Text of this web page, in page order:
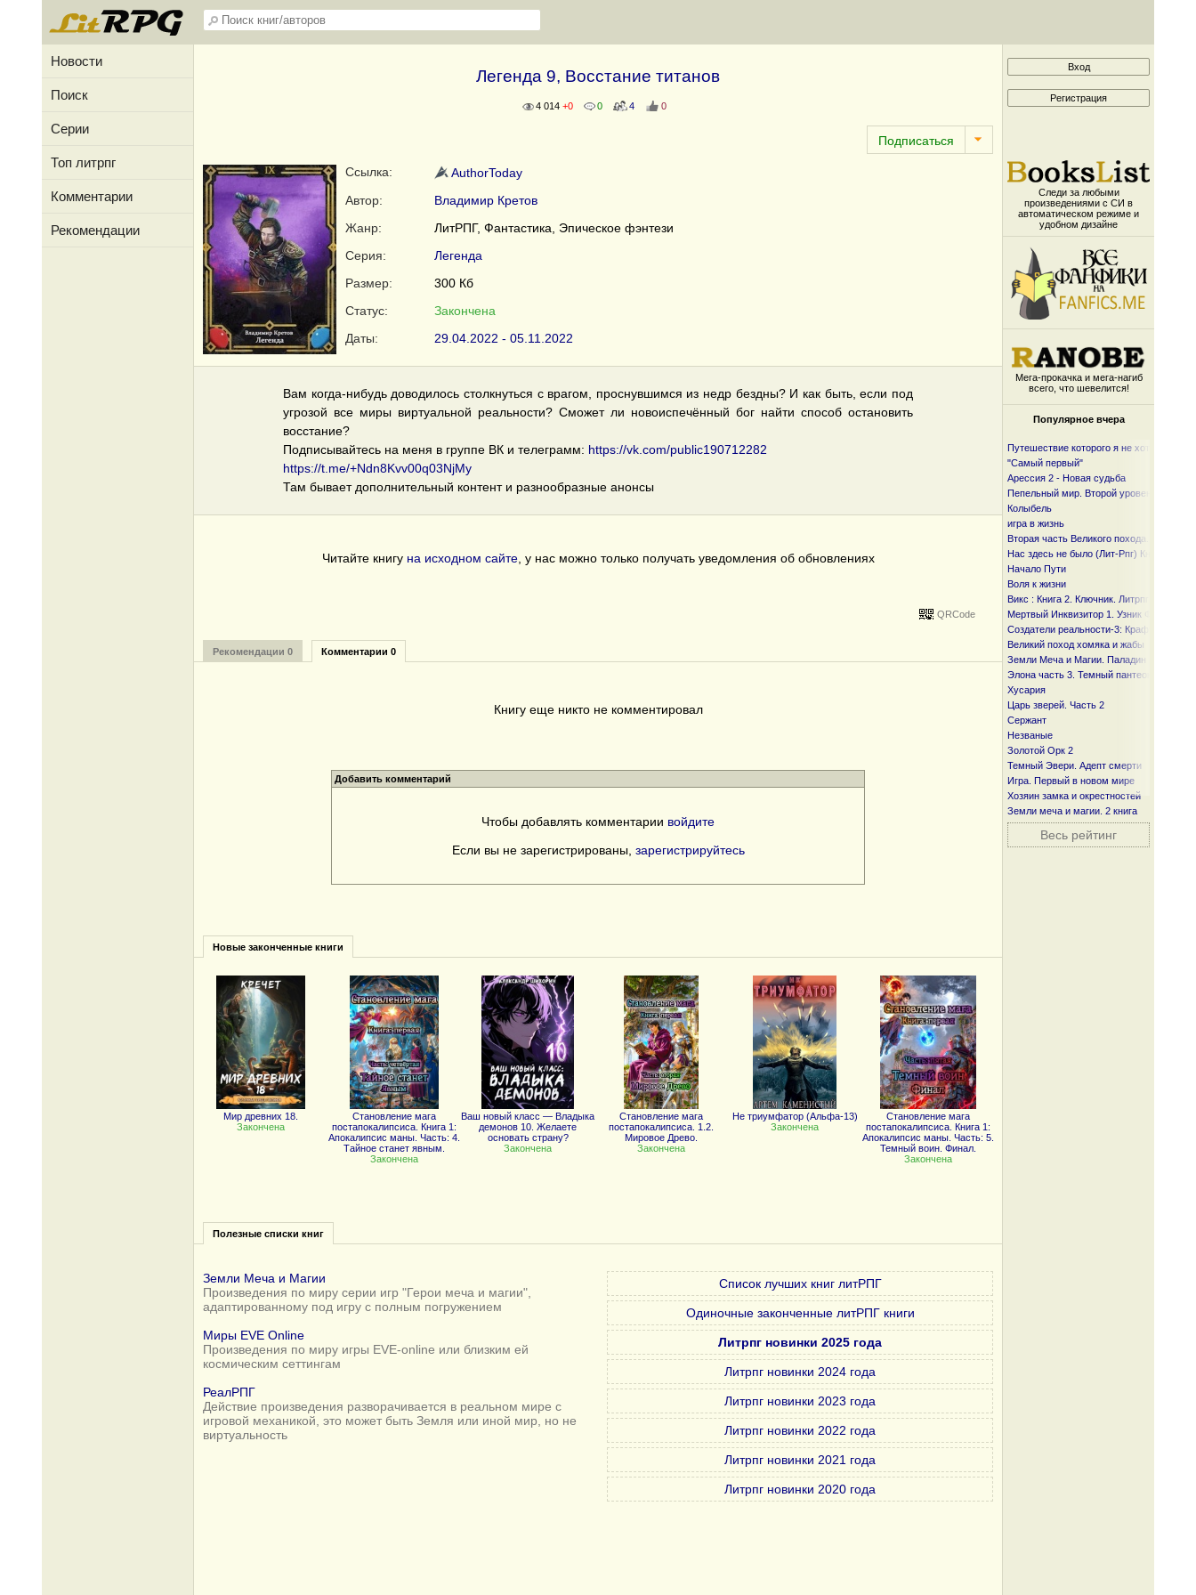
Новости
Поиск
Серии
Топ литрпг
Комментарии
Рекомендации
Легенда 9, Восстание титанов
4 014 +0 0 4 0
Ссылка:
AuthorToday
Автор:
Владимир Кретов
Жанр:
ЛитРПГ, Фантастика, Эпическое фэнтези
Серия:
Легенда
Размер:
300 Кб
Статус:
Закончена
Даты:
29.04.2022 - 05.11.2022
Вам когда-нибудь доводилось столкнуться с врагом, проснувшимся из недр бездны? И как быть, если под
угрозой все миры виртуальной реальности? Сможет ли новоиспечённый бог найти способ остановить
восстание?
Подписывайтесь на меня в группе ВК и телеграмм: https://vk.com/public190712282
https://t.me/+Ndn8Kvv00q03NjMy
Там бывает дополнительный контент и разнообразные анонсы
Читайте книгу на исходном сайте, у нас можно только получать уведомления об обновлениях
QRCode
Рекомендации 0 Комментарии 0
Книгу еще никто не комментировал
Добавить комментарий
Чтобы добавлять комментарии войдите
Если вы не зарегистрированы, зарегистрируйтесь
Новые законченные книги
Мир древних 18.
Закончена
Становление мага
постапокалипсиса. Книга 1:
Апокалипсис маны. Часть: 4.
Тайное станет явным.
Закончена
Ваш новый класс — Владыка
демонов 10. Желаете
основать страну?
Закончена
Становление мага
постапокалипсиса. 1.2.
Мировое Древо.
Закончена
Не триумфатор (Альфа-13)
Закончена
Становление мага
постапокалипсиса. Книга 1:
Апокалипсис маны. Часть: 5.
Темный воин. Финал.
Закончена
Полезные списки книг
Земли Меча и Магии
Произведения по миру серии игр "Герои меча и магии",
адаптированному под игру с полным погружением
Миры EVE Online
Произведения по миру игры EVE-online или близким ей
космическим сеттингам
РеалРПГ
Действие произведения разворачивается в реальном мире с
игровой механикой, это может быть Земля или иной мир, но не
виртуальность
Список лучших книг литРПГ
Одиночные законченные литРПГ книги
Литрпг новинки 2025 года
Литрпг новинки 2024 года
Литрпг новинки 2023 года
Литрпг новинки 2022 года
Литрпг новинки 2021 года
Литрпг новинки 2020 года
Следи за любыми
произведениями с СИ в
автоматическом режиме и
удобном дизайне
Мега-прокачка и мега-нагиб
всего, что шевелится!
Популярное вчера
Путешествие которого я не хотел
"Самый первый"
Арессия 2 - Новая судьба
Пепельный мир. Второй уровень
Колыбель
игра в жизнь
Вторая часть Великого похода. От
Нас здесь не было (Лит-Рпг) Книга I и I I
Начало Пути
Воля к жизни
Викс : Книга 2. Ключник. Литрпг
Мертвый Инквизитор 1. Узник Фанмира
Создатели реальности-3: Крафтер
Великий поход хомяка и жабы
Земли Меча и Магии. Паладин
Элона часть 3. Темный пантеон
Хусария
Царь зверей. Часть 2
Сержант
Незваные
Золотой Орк 2
Темный Эвери. Адепт смерти
Игра. Первый в новом мире
Хозяин замка и окрестностей
Земли меча и магии. 2 книга
Весь рейтинг